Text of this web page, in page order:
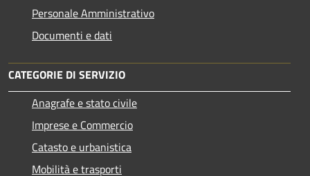
Personale Amministrativo
Documenti e dati
CATEGORIE DI SERVIZIO
Anagrafe e stato civile
Imprese e Commercio
Catasto e urbanistica
Mobilità e trasporti